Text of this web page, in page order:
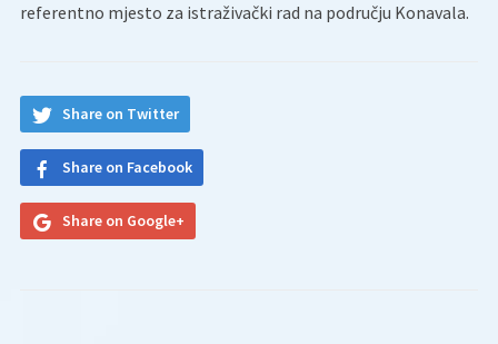
referentno mjesto za istraživački rad na području Konavala.
Share on Twitter
Share on Facebook
Share on Google+